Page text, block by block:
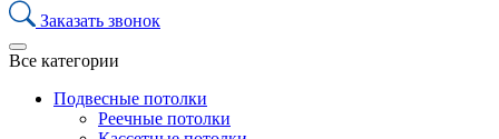
Заказать звонок
Все категории
Подвесные потолки
Реечные потолки